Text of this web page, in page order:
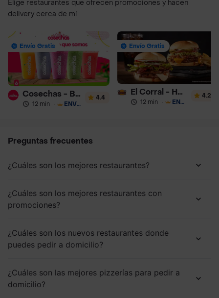
Elige restaurantes que ofrecen promociones y hacen
delivery cerca de mí
Envío Gratis
Cosechas - Batidos
12 min · ENVÍO GRATIS
4.4
Envío Gratis
El Corral - Hamburguesa
12 min · ENVÍO GRATIS
4.2
Preguntas frecuentes
¿Cuáles son los mejores restaurantes?
¿Cuáles son los mejores restaurantes con
promociones?
¿Cuáles son los nuevos restaurantes donde
puedes pedir a domicilio?
¿Cuáles son las mejores pizzerías para pedir a
domicilio?